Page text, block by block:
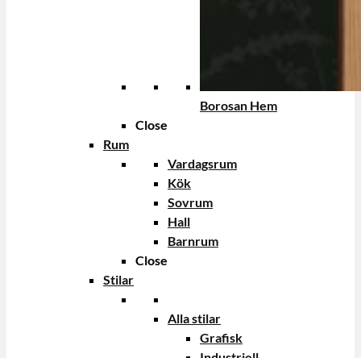
Borosan Hem
Close
Rum
Vardagsrum
Kök
Sovrum
Hall
Barnrum
Close
Stilar
Alla stilar
Grafisk